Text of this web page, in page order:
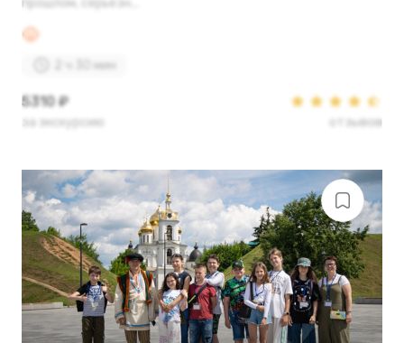
прошлом, серьезн...
2 ч 30 мин
5310 ₽
за экскурсию отзывов